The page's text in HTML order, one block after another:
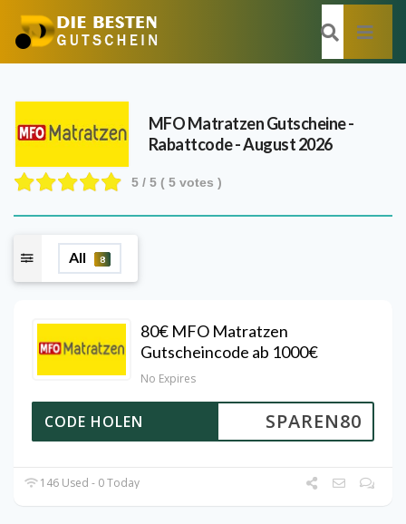
MFO MatratzenGutscheine -
Rabattcode - August 2026
5 / 5 ( 5 votes )
All 8
80€ MFO Matratzen
Gutscheincode ab 1000€
No Expires
SPAREN80
CODE HOLEN
146 Used - 0 Today